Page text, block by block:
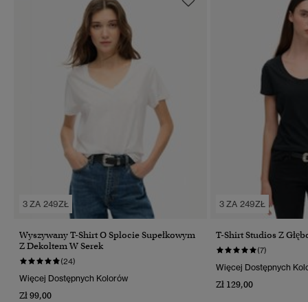
3 ZA 249ZŁ
Wyszywany T-Shirt O Splocie Supełkowym
Z Dekoltem W Serek
(24)
Więcej Dostępnych Kolorów
Zł 99,00
3 ZA 249ZŁ
T-Shirt Studios Z
(7)
Więcej Dostępnych
Zł 129,00